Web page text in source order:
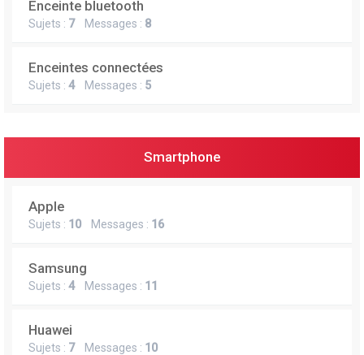
Enceinte bluetooth
Sujets : 7Messages : 8
Enceintes connectées
Sujets : 4Messages : 5
Smartphone
Apple
Sujets : 10 Messages : 16
Samsung
Sujets : 4Messages : 11
Huawei
Sujets : 7Messages : 10